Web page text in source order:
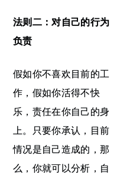
法则二：对自己的行为
负责
假如你不喜欢目前的工
作，假如你活得不快
乐，责任在你自己的身
上。只要你承认，目前
情况是自己造成的，那
么，你就可以分析，自